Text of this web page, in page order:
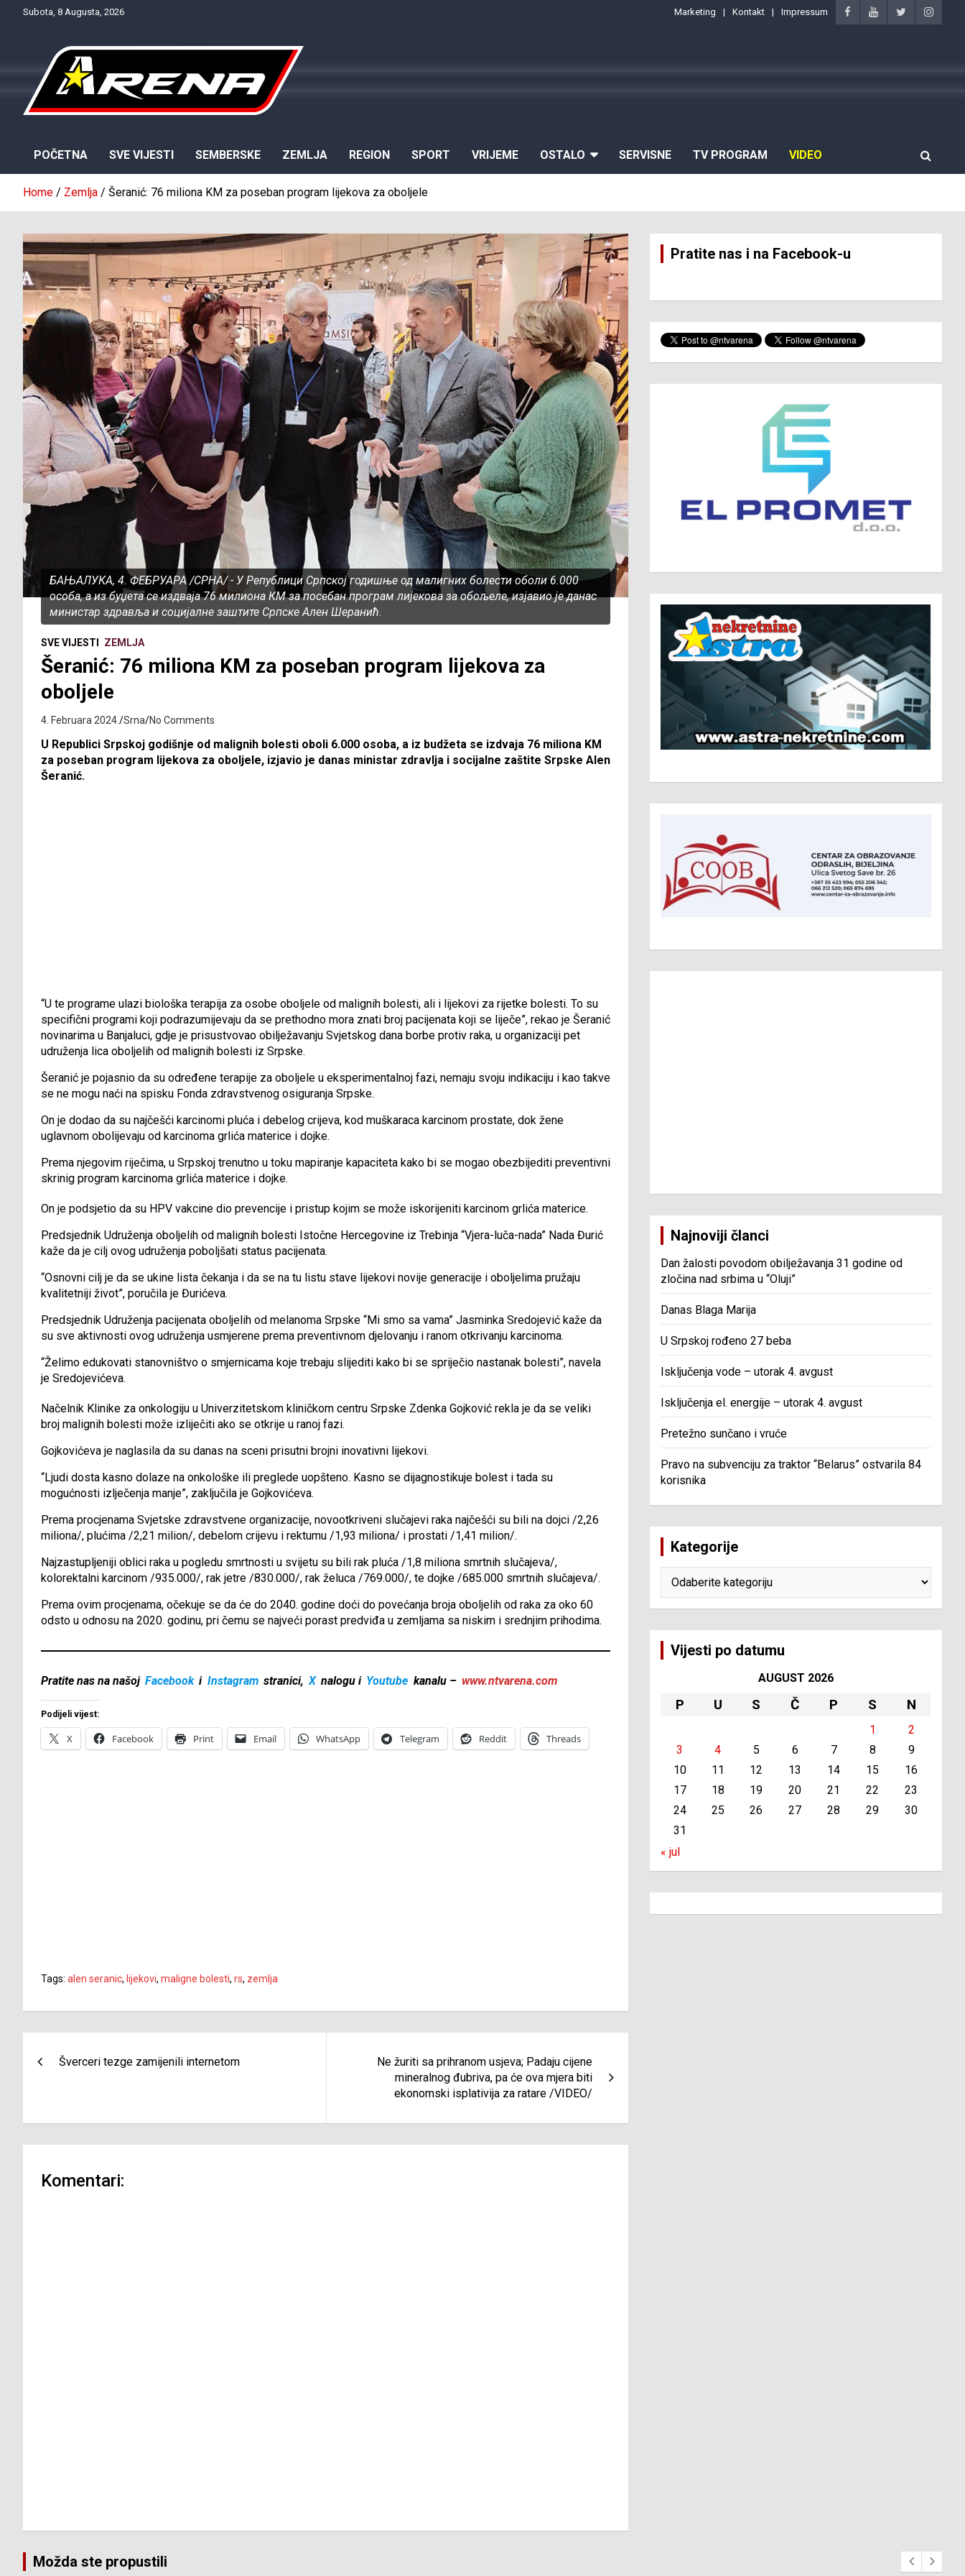
Subota, 8 Augusta, 2026 Marketing Kontakt Impressum
POČETNA SVE VIJESTI SEMBERSKE ZEMLJA REGION SPORT VRIJEME OSTALO SERVISNE TV PROGRAM VIDEO
Home Zemlja Šeranić: 76 miliona KM za poseban program lijekova za oboljele
БАЊАЛУКА, 4. ФЕБРУАРА /СРНА/ - У Републици Српској годишње од малигних болести оболи 6.000
особа, а из буџета се издваја 76 милиона КМ за посебан програм лијекова за обољеле, изјавио је данас
министар здравља и социјалне заштите Српске Ален Шеранић.
SVE VIJESTI ZEMLJA
Šeranić: 76 miliona KM za poseban program lijekova za
oboljele
4. Februara 2024. Srna No Comments
U Republici Srpskoj godišnje od malignih bolesti oboli 6.000 osoba, a iz budžeta se izdvaja 76 miliona KM
za poseban program lijekova za oboljele, izjavio je danas ministar zdravlja i socijalne zaštite Srpske Alen
Šeranić.
“U te programe ulazi biološka terapija za osobe oboljele od malignih bolesti, ali i lijekovi za rijetke bolesti. To su
specifični programi koji podrazumijevaju da se prethodno mora znati broj pacijenata koji se liječe”, rekao je Šeranić
novinarima u Banjaluci, gdje je prisustvovao obilježavanju Svjetskog dana borbe protiv raka, u organizaciji pet
udruženja lica oboljelih od malignih bolesti iz Srpske.
Šeranić je pojasnio da su određene terapije za oboljele u eksperimentalnoj fazi, nemaju svoju indikaciju i kao takve
se ne mogu naći na spisku Fonda zdravstvenog osiguranja Srpske.
On je dodao da su najčešći karcinomi pluća i debelog crijeva, kod muškaraca karcinom prostate, dok žene
uglavnom obolijevaju od karcinoma grlića materice i dojke.
Prema njegovim riječima, u Srpskoj trenutno u toku mapiranje kapaciteta kako bi se mogao obezbijediti preventivni
skrinig program karcinoma grlića materice i dojke.
On je podsjetio da su HPV vakcine dio prevencije i pristup kojim se može iskorijeniti karcinom grlića materice.
Predsjednik Udruženja oboljelih od malignih bolesti Istočne Hercegovine iz Trebinja “Vjera-luča-nada” Nada Đurić
kaže da je cilj ovog udruženja poboljšati status pacijenata.
“Osnovni cilj je da se ukine lista čekanja i da se na tu listu stave lijekovi novije generacije i oboljelima pružaju
kvalitetniji život”, poručila je Đurićeva.
Predsjednik Udruženja pacijenata oboljelih od melanoma Srpske “Mi smo sa vama” Jasminka Sredojević kaže da
su sve aktivnosti ovog udruženja usmjerene prema preventivnom djelovanju i ranom otkrivanju karcinoma.
“Želimo edukovati stanovništvo o smjernicama koje trebaju slijediti kako bi se spriječio nastanak bolesti”, navela
je Sredojevićeva.
Načelnik Klinike za onkologiju u Univerzitetskom kliničkom centru Srpske Zdenka Gojković rekla je da se veliki
broj malignih bolesti može izliječiti ako se otkrije u ranoj fazi.
Gojkovićeva je naglasila da su danas na sceni prisutni brojni inovativni lijekovi.
“Ljudi dosta kasno dolaze na onkološke ili preglede uopšteno. Kasno se dijagnostikuje bolest i tada su
mogućnosti izlječenja manje”, zaključila je Gojkovićeva.
Prema procjenama Svjetske zdravstvene organizacije, novootkriveni slučajevi raka najčešći su bili na dojci /2,26
miliona/, plućima /2,21 milion/, debelom crijevu i rektumu /1,93 miliona/ i prostati /1,41 milion/.
Najzastupljeniji oblici raka u pogledu smrtnosti u svijetu su bili rak pluća /1,8 miliona smrtnih slučajeva/,
kolorektalni karcinom /935.000/, rak jetre /830.000/, rak želuca /769.000/, te dojke /685.000 smrtnih slučajeva/.
Prema ovim procjenama, očekuje se da će do 2040. godine doći do povećanja broja oboljelih od raka za oko 60
odsto u odnosu na 2020. godinu, pri čemu se najveći porast predviđa u zemljama sa niskim i srednjim prihodima.
Pratite nas na našoj Facebook i Instagram stranici, X nalogu i Youtube kanalu – www.ntvarena.com
Podijeli vijest:
X Facebook Print Email WhatsApp Telegram Reddit Threads
Tags: alen seranic, lijekovi, maligne bolesti, rs, zemlja
članaka
Šverceri tezge zamijenili internetom
Ne žuriti sa prihranom usjeva; Padaju cijene
mineralnog đubriva, pa će ova mjera biti
ekonomski isplativija za ratare /VIDEO/
Komentari:
Pratite nas i na Facebook-u
Najnoviji članci
Dan žalosti povodom obilježavanja 31 godine od
zločina nad srbima u “Oluji”
Danas Blaga Marija
U Srpskoj rođeno 27 beba
Isključenja vode – utorak 4. avgust
Isključenja el. energije – utorak 4. avgust
Pretežno sunčano i vruće
Pravo na subvenciju za traktor “Belarus” ostvarila 84
korisnika
Kategorije
Vijesti po datumu
AUGUST 2026
P U S Č P S N
1
2
3
4 5 6 7 8
9
10
11 12 13 14 15
16
17
18 19 20 21 22
23
24
25 26 27 28 29
30
31
« jul
Možda ste propustili